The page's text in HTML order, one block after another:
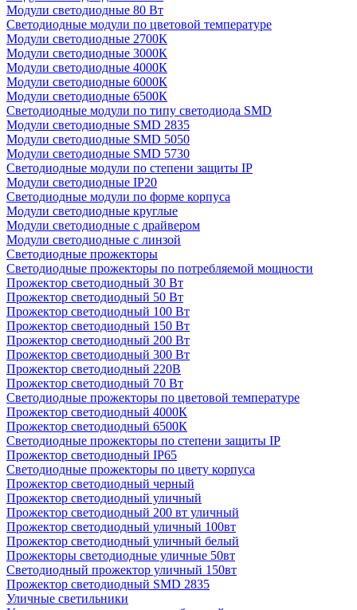
Модули светодиодные 80 Вт
Светодиодные модули по цветовой температуре
Модули светодиодные 2700К
Модули светодиодные 3000К
Модули светодиодные 4000К
Модули светодиодные 6000К
Модули светодиодные 6500К
Светодиодные модули по типу светодиода SMD
Модули светодиодные SMD 2835
Модули светодиодные SMD 5050
Модули светодиодные SMD 5730
Светодиодные модули по степени защиты IP
Модули светодиодные IP20
Светодиодные модули по форме корпуса
Модули светодиодные круглые
Модули светодиодные с драйвером
Модули светодиодные с линзой
Светодиодные прожекторы
Светодиодные прожекторы по потребляемой мощности
Прожектор светодиодный 30 Вт
Прожектор светодиодный 50 Вт
Прожектор светодиодный 100 Вт
Прожектор светодиодный 150 Вт
Прожектор светодиодный 200 Вт
Прожектор светодиодный 300 Вт
Прожектор светодиодный 220В
Прожектор светодиодный 70 Вт
Светодиодные прожекторы по цветовой температуре
Прожектор светодиодный 4000К
Прожектор светодиодный 6500К
Светодиодные прожекторы по степени защиты IP
Прожектор светодиодный IP65
Светодиодные прожекторы по цвету корпуса
Прожектор светодиодный черный
Прожектор светодиодный уличный
Прожектор светодиодный 200 вт уличный
Прожектор светодиодный уличный 100вт
Прожектор светодиодный уличный белый
Прожекторы светодиодные уличные 50вт
Светодиодный прожектор уличный 150вт
Прожектор светодиодный SMD 2835
Уличные светильники